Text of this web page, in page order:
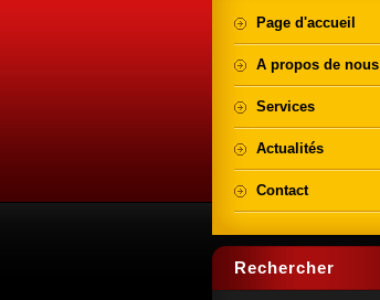
Page d'accueil
A propos de nous
Services
Actualités
Contact
Rechercher